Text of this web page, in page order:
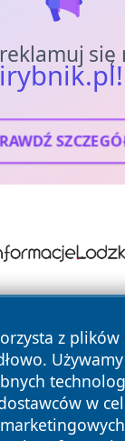
się
irybnik.pl!
z
w
Wszystkie